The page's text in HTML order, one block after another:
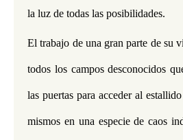
la luz de todas las posibilidades.
El trabajo de una gran parte de su
todos los campos desconocidos
las puertas para acceder al
mismos en una especie de caos